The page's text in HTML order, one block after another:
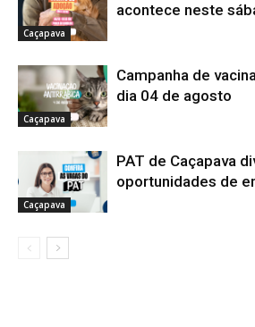
Caçapava
acontece neste
Caçapava
Campanha de
dia 04 de agosto
Caçapava
PAT de Caçapava
oportunidades de